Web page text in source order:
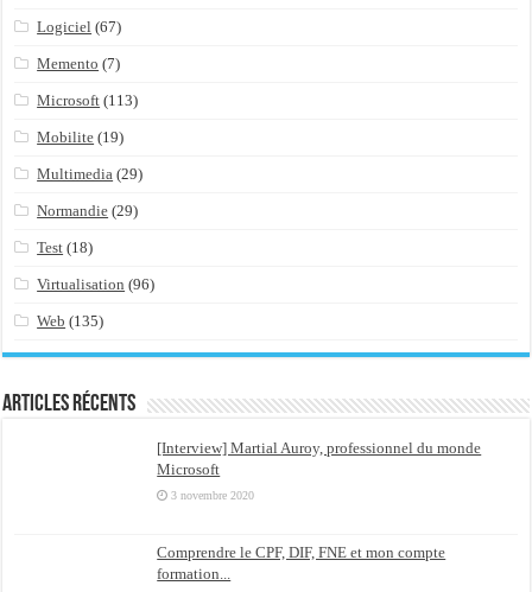
Logiciel (67)
Memento (7)
Microsoft (113)
Mobilite (19)
Multimedia (29)
Normandie (29)
Test (18)
Virtualisation (96)
Web (135)
Articles récents
[Interview] Martial Auroy, professionnel du monde
Microsoft
3 novembre 2020
Comprendre le CPF, DIF, FNE et mon compte
formation...